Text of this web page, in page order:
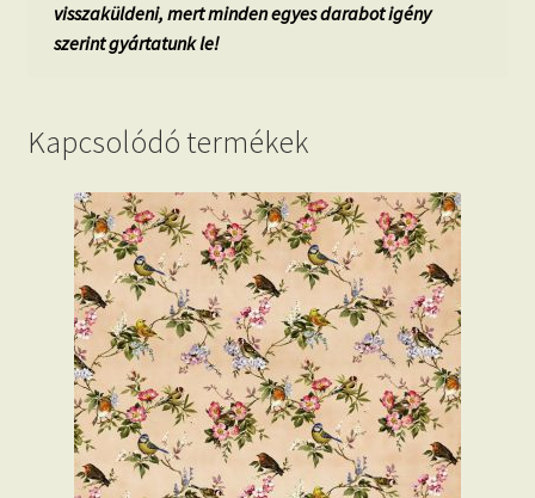
visszaküldeni, mert minden egyes darabot igény
szerint gyártatunk le!
Kapcsolódó termékek